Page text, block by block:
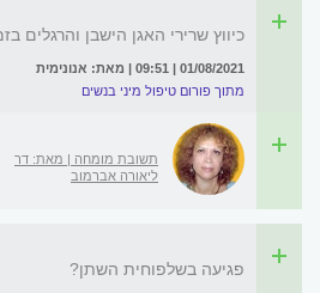
כיווץ שרירי האגן הישבן והרגלים
01/08/2021 | 09:51 | מאת: אנונימית
מתוך פורום טיפול מיני בנשים
תשובת מומחה | מאת: דר
ליאורה אברמוב
פגיעה בשלפוחית השתן?